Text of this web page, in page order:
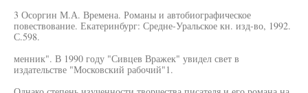
3 Осоргин М.А. Времена. Романы и автобиографическое
повествование. Екатеринбург: Средне-Уральское кн. изд-во, 1992.
С.598.
менник". В 1990 году "Сивцев Вражек" увидел свет в
издательстве "Московский рабочий"1.